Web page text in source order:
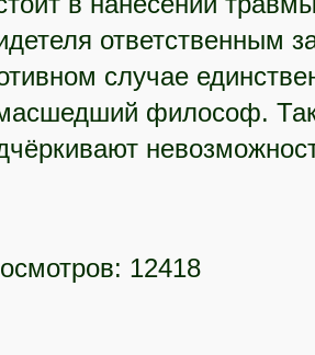
ответственным
случае
философ.
12418